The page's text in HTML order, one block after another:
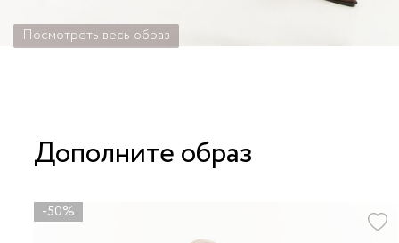
Посмотреть весь образ
Дополните образ
-50%